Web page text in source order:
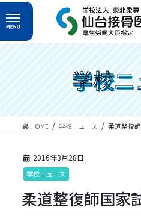
コ
ン
テ
ン
プ
ナ
ビ
ゲ
ー
動
学校
HOME 学校ニュース 柔道整復
2016年3月28日
学校ニュース
柔道整復師国家